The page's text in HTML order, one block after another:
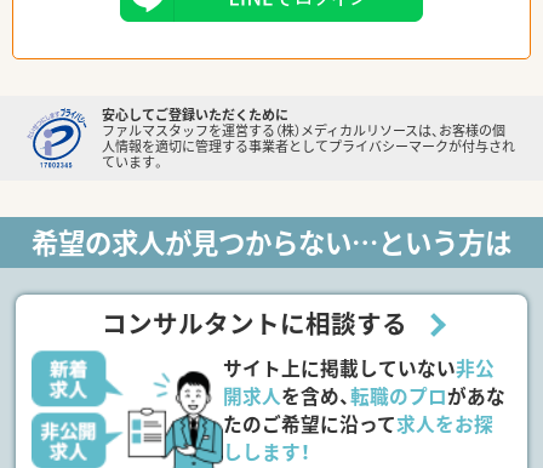
安心してご登録いただくために
ファルマスタッフを運営する（株）メディカルリソースは、お客様の個
人情報を適切に管理する事業者としてプライバシーマークが付与され
ています。
希望の求人が見つからない…という方は
コンサルタントに相談する
サイト上に掲載していない非公
開求人を含め、転職のプロがあな
たのご希望に沿って求人をお探
しします！